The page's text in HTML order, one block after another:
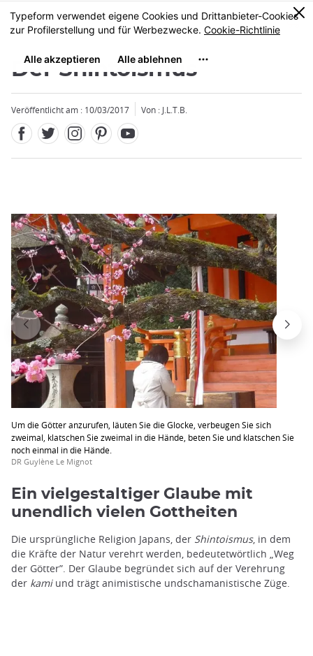
Größe
MENU
0
Der Shintoismus
Veröffentlicht am : 10/03/2017 Von : J.L.T.B.
Um die Götter anzurufen, läuten Sie die Glocke, verbeugen Sie sich
zweimal, klatschen Sie zweimal in die Hände, beten Sie und klatschen Sie
noch einmal in die Hände.
DR Guylène Le Mignot
Schließen
Ein vielgestaltiger Glaube mit
unendlich vielen Gottheiten
Die ursprüngliche Religion Japans, der Shintoismus, in dem
die Kräfte der Natur verehrt werden, bedeutetwörtlich „Weg
der Götter”. Der Glaube begründet sich auf der Verehrung
der kamiund trägt animistische undschamanistische Züge.